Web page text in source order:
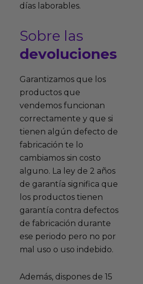
días laborables.
Sobre las
devoluciones
Garantizamos que los
productos que
vendemos funcionan
correctamente y que si
tienen algún defecto de
fabricación te lo
cambiamos sin costo
alguno. La ley de 2 años
de garantía significa que
los productos tienen
garantía contra defectos
de fabricación durante
ese periodo pero no por
mal uso o uso indebido.
Además, dispones de 15